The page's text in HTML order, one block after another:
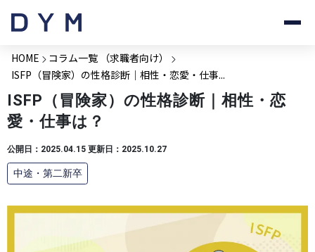
HOME
コラム一覧 （求職者向け）
ISFP（冒険家）の性格診断｜相性・恋愛・仕事...
ISFP（冒険家）の性格診断｜相性・恋
愛・仕事は？
公開日：2025.04.15 更新日：2025.10.27
中途・第二新卒